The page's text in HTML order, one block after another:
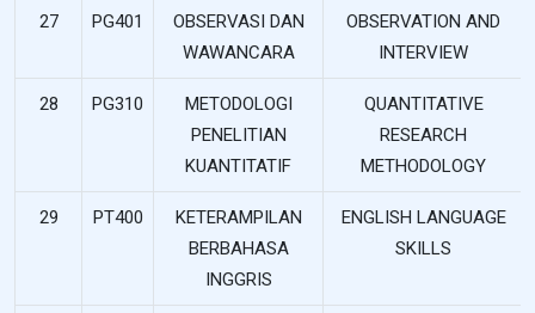
27 PG401
OBSERVASI DAN
WAWANCARA
OBSERVATION AND
INTERVIEW
28 PG310
METODOLOGI
PENELITIAN
KUANTITATIF
QUANTITATIVE
RESEARCH
METHODOLOGY
29 PT400
KETERAMPILAN
BERBAHASA
INGGRIS
ENGLISH LANGUAGE
SKILLS